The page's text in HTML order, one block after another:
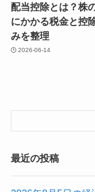
配当控除とは？株
にかかる税金と控
みを整理
2026-06-14
最近の投稿